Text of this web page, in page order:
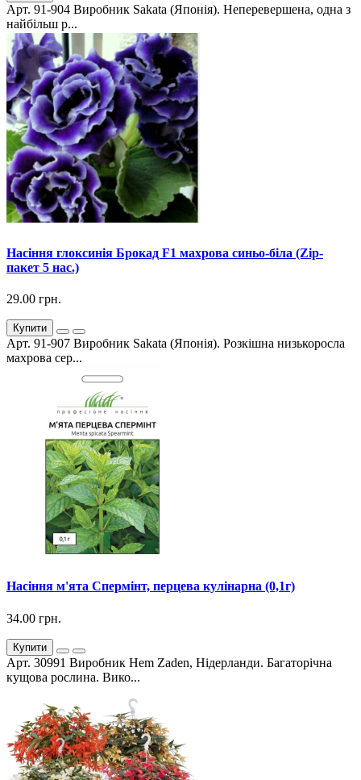
Арт. 91-904 Виробник Sakata (Японія). Неперевершена, одна з
найбільш р...
Насіння глоксинія Брокад F1 махрова синьо-біла (Zip-
пакет 5 нас.)
29.00 грн.
Купити
Арт. 91-907 Виробник Sakata (Японія). Розкішна низькоросла
махрова сер...
Насіння м'ята Спермінт, перцева кулінарна (0,1г)
34.00 грн.
Купити
Арт. 30991 Виробник Hem Zaden, Нідерланди. Багаторічна
кущова рослина. Вико...